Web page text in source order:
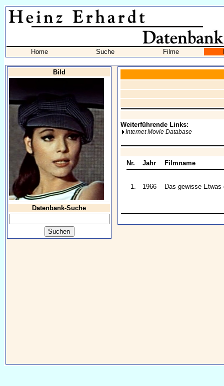
Home Suche Filme
Bild
Datenbank-Suche
Weiterführende Links:
Internet Movie Database
Nr. Jahr Filmname
1. 1966 Das gewisse Etwas